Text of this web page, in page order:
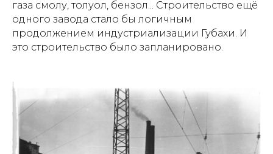
газа смолу, толуол, бензол... Строительство ещё
одного завода стало бы логичным
продолжением индустриализации Губахи. И
это строительство было запланировано.